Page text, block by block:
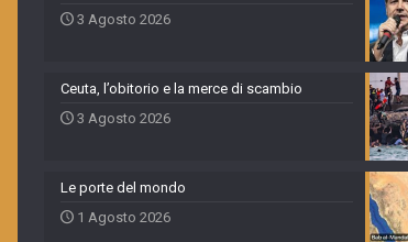
3 Agosto 2026
Ceuta, l’obitorio e la merce di scambio
3 Agosto 2026
Le porte del mondo
1 Agosto 2026